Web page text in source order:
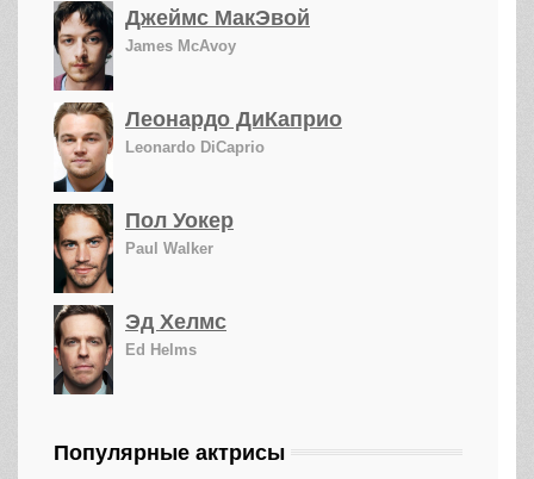
Джеймс МакЭвой
James McAvoy
Леонардо ДиКаприо
Leonardo DiCaprio
Пол Уокер
Paul Walker
Эд Хелмс
Ed Helms
Популярные актрисы